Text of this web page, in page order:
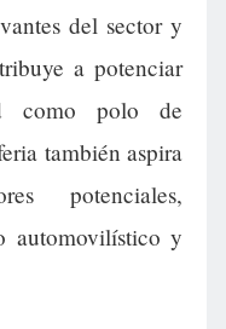
del sector y
a potenciar
como polo de
también aspira
potenciales,
automovilístico y